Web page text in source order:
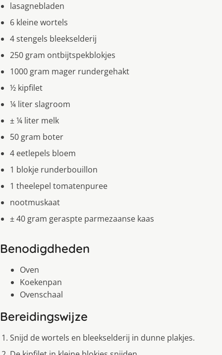
lasagnebladen
6 kleine wortels
4 stengels bleekselderij
250 gram ontbijtspekblokjes
1000 gram mager rundergehakt
½ kipfilet
¼ liter slagroom
± ¼ liter melk
50 gram boter
4 eetlepels bloem
1 blokje runderbouillon
1 theelepel tomatenpuree
nootmuskaat
± 40 gram geraspte parmezaanse kaas
Benodigdheden
Oven
Koekenpan
Ovenschaal
Bereidingswijze
Snijd de wortels en bleekselderij in dunne plakjes.